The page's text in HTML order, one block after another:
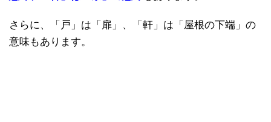
さらに、「戸」は「扉」、「軒」は「屋根の下端」の
意味もあります。